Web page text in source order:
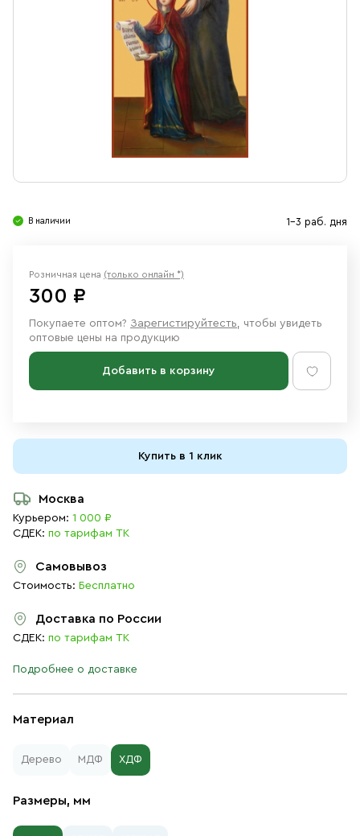
Ювелирные изделия
В наличии 1-3 раб. дня
Материал
Дерево МДФ ХДФ
Размеры, мм
Розничная цена (только онлайн *)
300 ₽
Покупаете оптом? Зарегистируйтесть, чтобы увидеть
оптовые цены на продукцию
Добавить в корзину
Купить в 1 клик
Москва
Курьером: 1 000 ₽
СДЕК: по тарифам ТК
Самовывоз
Стоимость: Бесплатно
Доставка по России
СДЕК: по тарифам ТК
Подробнее о доставке